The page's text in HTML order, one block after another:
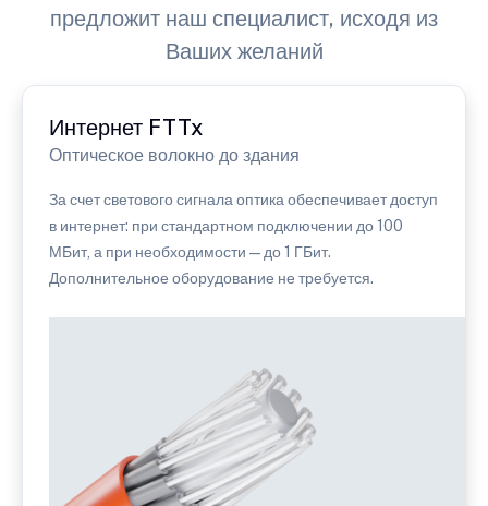
предложит наш специалист, исходя из
Ваших желаний
Интернет FTTx
Оптическое волокно до здания
За счет светового сигнала оптика обеспечивает доступ
в интернет: при стандартном подключении до 100
МБит, а при необходимости — до 1 ГБит.
Дополнительное оборудование не требуется.